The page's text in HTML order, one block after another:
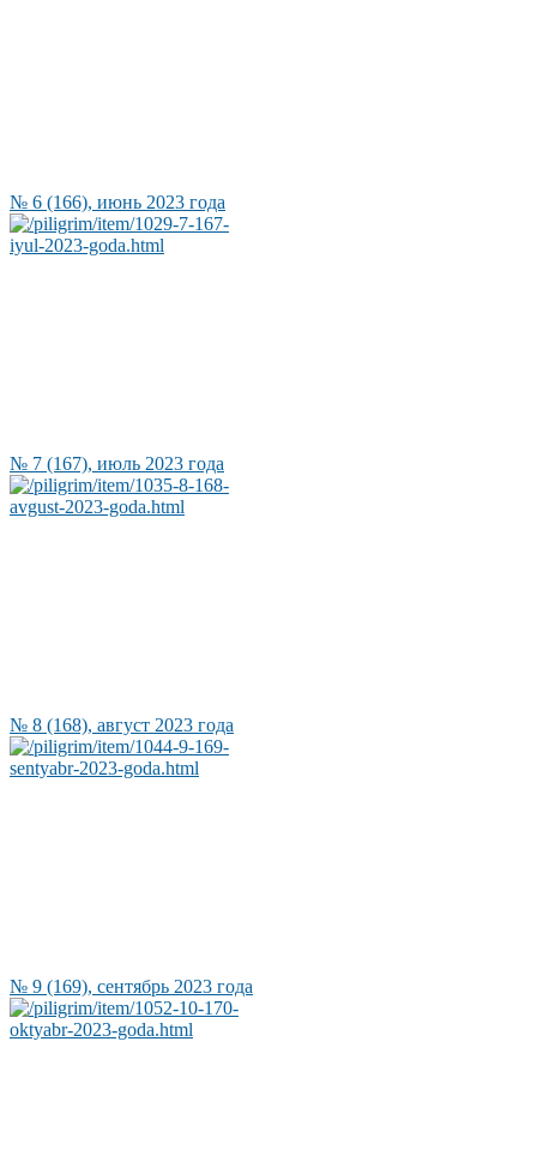
№ 6 (166), июнь 2023 года
№ 7 (167), июль 2023 года
№ 8 (168), август 2023 года
№ 9 (169), сентябрь 2023 года